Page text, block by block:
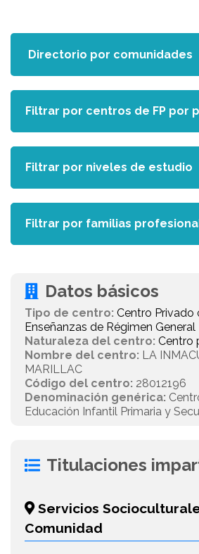
Datos básicos
Tipo de centro: Centro Privado
Enseñanzas de Régimen General
Naturaleza del centro: Centro
Nombre del centro: LA
MARILLAC
Código del centro: 28012196
Denominación genérica:
Educación Infantil Primaria y
Titulaciones
Servicios
Comunidad
Filtrar por centros de FP por
Filtrar por niveles de estudio
Filtrar por familias